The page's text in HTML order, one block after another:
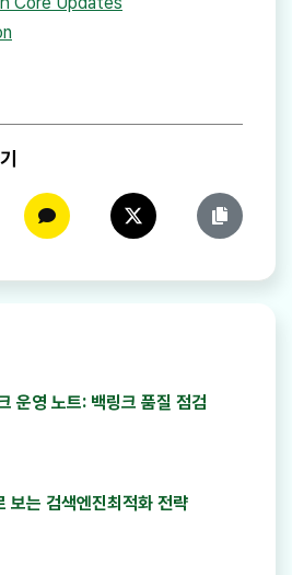
에 공유하기
카카오톡에 공유하기트위터에 공유하기링크 복사
영 노트: 백링크 품질 점검
보는 검색엔진최적화 전략